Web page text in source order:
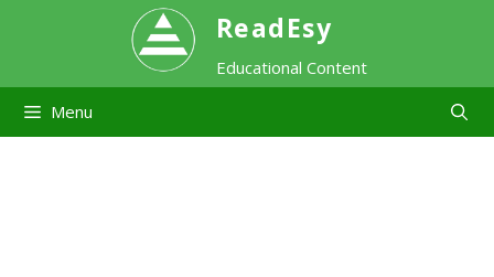
content
ReadEsy
Educational Content
Menu